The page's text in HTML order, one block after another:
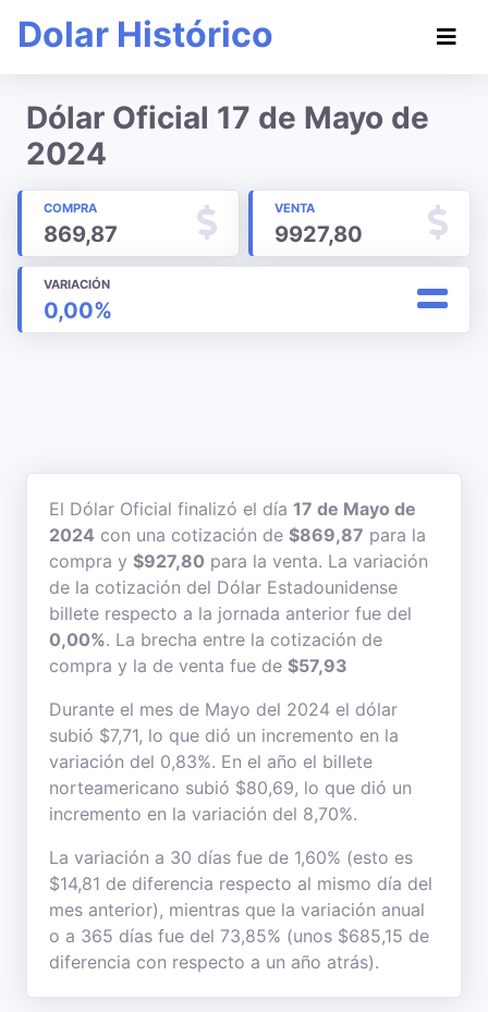
Dolar Histórico
Dólar Oficial 17 de Mayo de
2024
COMPRA
869,87
VENTA
9927,80
VARIACIÓN
0,00%
El Dólar Oficial finalizó el día 17 de Mayo de
2024 con una cotización de $869,87 para la
compra y $927,80 para la venta. La variación
de la cotización del Dólar Estadounidense
billete respecto a la jornada anterior fue del
0,00%. La brecha entre la cotización de
compra y la de venta fue de $57,93
Durante el mes de Mayo del 2024 el dólar
subió $7,71, lo que dió un incremento en la
variación del 0,83%. En el año el billete
norteamericano subió $80,69, lo que dió un
incremento en la variación del 8,70%.
La variación a 30 días fue de 1,60% (esto es
$14,81 de diferencia respecto al mismo día del
mes anterior), mientras que la variación anual
o a 365 días fue del 73,85% (unos $685,15 de
diferencia con respecto a un año atrás).